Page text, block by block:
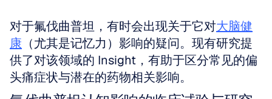
对于氟伐曲普坦，有时会出现关于它对大脑健
康 （尤其是记忆力）影响的疑问。现有研究提
供了对该领域的 Insight，有助于区分常见的偏
头痛症状与潜在的药物相关影响。